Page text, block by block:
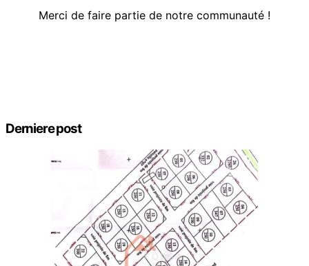
Merci de faire partie de notre communauté !
Derniere post